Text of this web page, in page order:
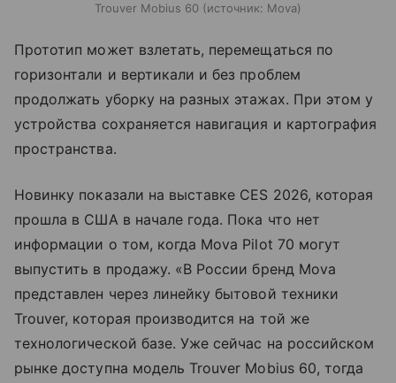
Trouver Mobius 60 источник: Mova
Прототип может взлетать, перемещаться по
горизонтали и вертикали и без проблем
продолжать уборку на разных этажах. При этом у
устройства сохраняется навигация и картография
пространства.
Новинку показали на выставке CES 2026, которая
прошла в США в начале года. Пока что нет
информации о том, когда Mova Pilot 70 могут
выпустить в продажу. «В России бренд Mova
представлен через линейку бытовой техники
Trouver, которая производится на той же
технологической базе. Уже сейчас на российском
рынке доступна модель Trouver Mobius 60, тогда